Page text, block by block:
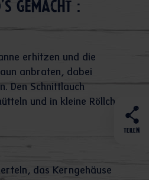
TEILEN
gemacht :
erhitzen und die
anbraten, dabei
Den Schnittlauch
und in kleine Röllchen
das Kerngehäuse